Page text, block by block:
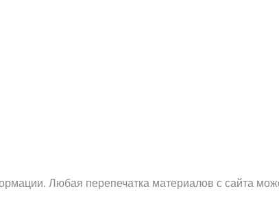
Любая перепечатка материалов с сайта